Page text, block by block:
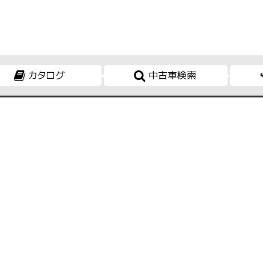
カタログ 中古車検索